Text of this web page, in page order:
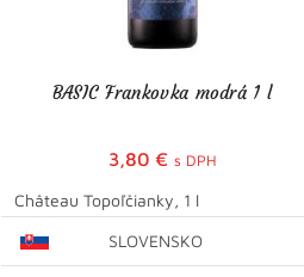
BASIC Frankovka modrá 1 l
3,80 € s DPH
Château Topoľčianky, 1 l
SLOVENSKO